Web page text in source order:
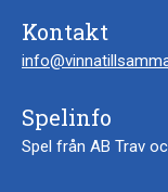
Kontakt
Spelinfo
Spel från AB Trav